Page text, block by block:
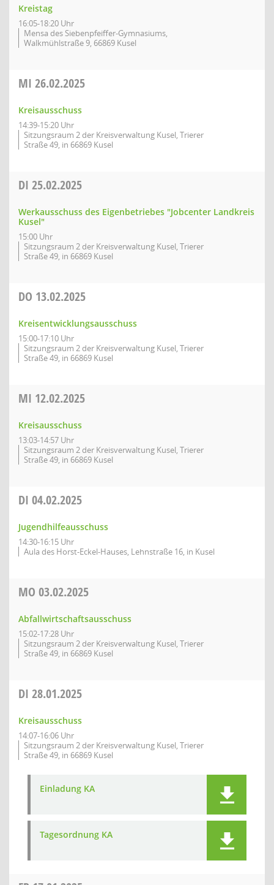
Kreistag
16:05-18:20 Uhr
Mensa des Siebenpfeiffer-Gymnasiums,
Walkmühlstraße 9, 66869 Kusel
MI 26.02.2025
Kreisausschuss
14:39-15:20 Uhr
Sitzungsraum 2 der Kreisverwaltung Kusel, Trierer
Straße 49, in 66869 Kusel
DI 25.02.2025
Werkausschuss des Eigenbetriebes "Jobcenter Landkreis
Kusel"
15:00 Uhr
Sitzungsraum 2 der Kreisverwaltung Kusel, Trierer
Straße 49, in 66869 Kusel
DO 13.02.2025
Kreisentwicklungsausschuss
15:00-17:10 Uhr
Sitzungsraum 2 der Kreisverwaltung Kusel, Trierer
Straße 49, in 66869 Kusel
MI 12.02.2025
Kreisausschuss
13:03-14:57 Uhr
Sitzungsraum 2 der Kreisverwaltung Kusel, Trierer
Straße 49, in 66869 Kusel
DI 04.02.2025
Jugendhilfeausschuss
14:30-16:15 Uhr
Aula des Horst-Eckel-Hauses, Lehnstraße 16, in Kusel
MO 03.02.2025
Abfallwirtschaftsausschuss
15:02-17:28 Uhr
Sitzungsraum 2 der Kreisverwaltung Kusel, Trierer
Straße 49, in 66869 Kusel
DI 28.01.2025
Kreisausschuss
14:07-16:06 Uhr
Sitzungsraum 2 der Kreisverwaltung Kusel, Trierer
Straße 49, in 66869 Kusel
Einladung KA
Tagesordnung KA